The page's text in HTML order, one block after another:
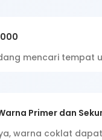
mencari
Primer dan
warna coklat